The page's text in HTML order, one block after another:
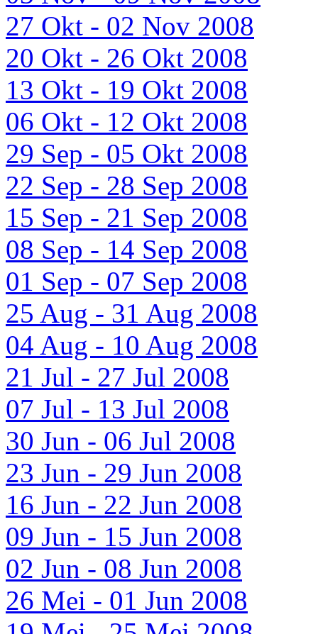
27 Okt - 02 Nov 2008
20 Okt - 26 Okt 2008
13 Okt - 19 Okt 2008
06 Okt - 12 Okt 2008
29 Sep - 05 Okt 2008
22 Sep - 28 Sep 2008
15 Sep - 21 Sep 2008
08 Sep - 14 Sep 2008
01 Sep - 07 Sep 2008
25 Aug - 31 Aug 2008
04 Aug - 10 Aug 2008
21 Jul - 27 Jul 2008
07 Jul - 13 Jul 2008
30 Jun - 06 Jul 2008
23 Jun - 29 Jun 2008
16 Jun - 22 Jun 2008
09 Jun - 15 Jun 2008
02 Jun - 08 Jun 2008
26 Mei - 01 Jun 2008